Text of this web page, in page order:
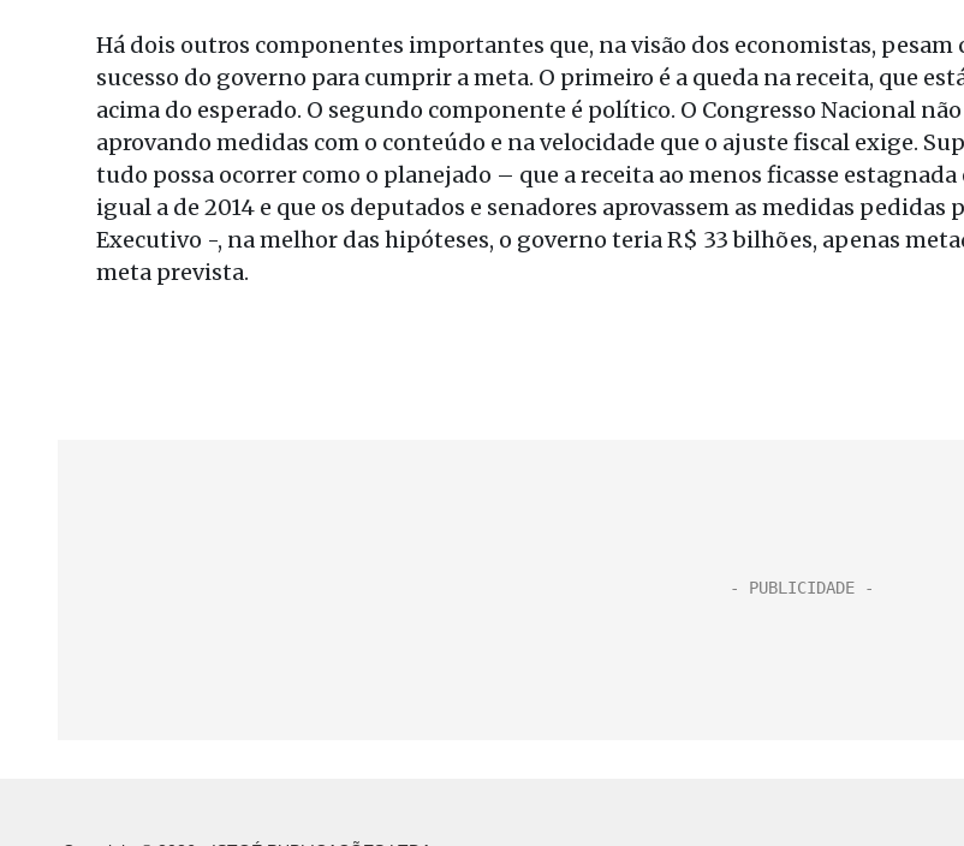
Há dois outros componentes importantes que, na visão dos economistas, pesam
sucesso do governo para cumprir a meta. O primeiro é a queda na receita, que
acima do esperado. O segundo componente é político. O Congresso Nacional
aprovando medidas com o conteúdo e na velocidade que o ajuste fiscal exige.
tudo possa ocorrer como o planejado – que a receita ao menos ficasse estagnada
igual a de 2014 e que os deputados e senadores aprovassem as medidas pedidas
Executivo -, na melhor das hipóteses, o governo teria R$ 33 bilhões, apenas
meta prevista.